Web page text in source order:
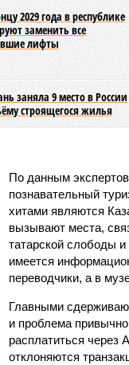
2029 года в республике
заменить все
лифты
заняла 9 место в России
строящегося жилья
По данным
познавательный
хитами являются
вызывают места,
татарской слободы
имеется
переводчики, а в
Главными
и проблема
расплатиться через
отклоняются